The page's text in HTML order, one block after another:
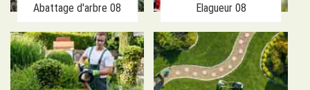
Abattage d'arbre 08 Elagueur 08